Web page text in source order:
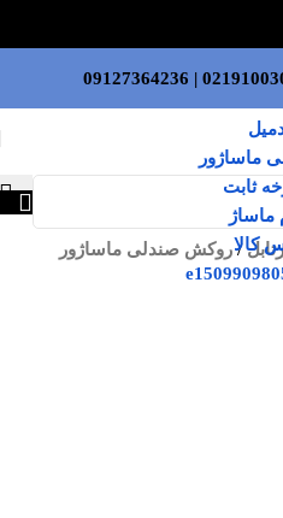
|
09127364236
/روکش صندلی ماساژور